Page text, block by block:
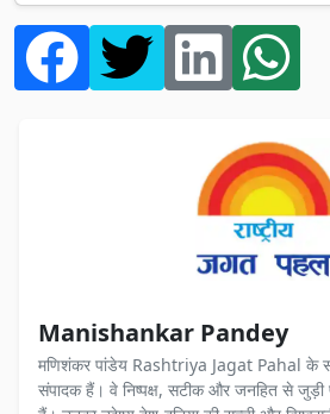
Manishankar Pandey
मणिशंकर पांडेय Rashtriya Jagat Pahal के
संपादक हैं। वे निष्पक्ष, सटीक और जनहित से जुड़ी